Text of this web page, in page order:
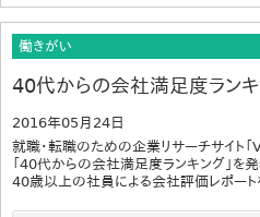
働きがい
40代からの会社満足度ラン
2016年05月24日
就職・転職のための企業リサーチサイト「
「40代からの会社満足度ランキング」を
40歳以上の社員による会社評価レポート